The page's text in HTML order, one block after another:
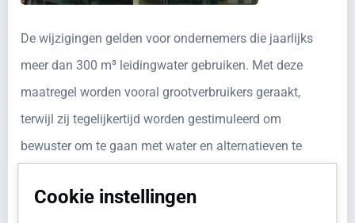
De wijzigingen gelden voor ondernemers die jaarlijks
meer dan 300 m³ leidingwater gebruiken. Met deze
maatregel worden vooral grootverbruikers geraakt,
terwijl zij tegelijkertijd worden gestimuleerd om
bewuster om te gaan met water en alternatieven te
ondernemersplein overheid
Cookie instellingen